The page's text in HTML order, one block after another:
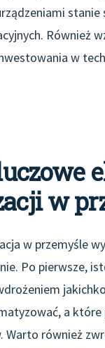
stanie
Również
w
w
w przemyśle
Po pierwsze,
a
Warto również